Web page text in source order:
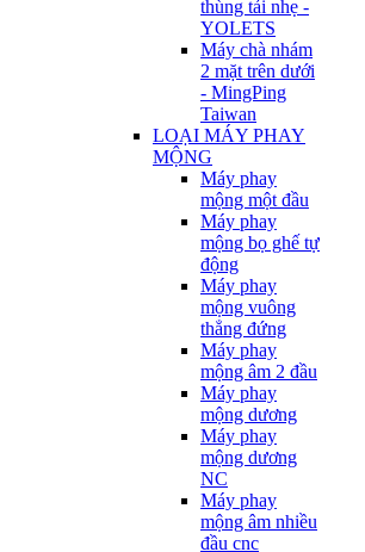
thùng tải nhẹ -
YOLETS
Máy chà nhám
2 mặt trên dưới
- MingPing
Taiwan
LOẠI MÁY PHAY
MỘNG
Máy phay
mộng một đầu
Máy phay
mộng bọ ghế tự
động
Máy phay
mộng vuông
thẳng đứng
Máy phay
mộng âm 2 đầu
Máy phay
mộng dương
Máy phay
mộng dương
NC
Máy phay
mộng âm nhiều
đầu cnc